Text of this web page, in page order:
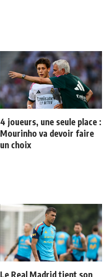
4 joueurs, une seule place :
Mourinho va devoir faire
un choix
Le Real Madrid tient son